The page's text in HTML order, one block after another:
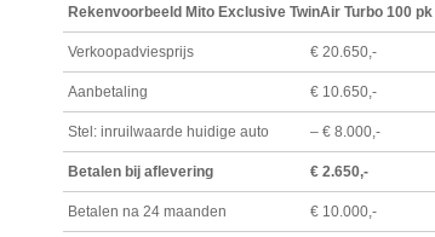
Rekenvoorbeeld Mito Exclusive TwinAir Turbo 100 pk
Verkoopadviesprijs € 20.650,-
Aanbetaling € 10.650,-
Stel: inruilwaarde huidige auto – € 8.000,-
Betalen bij aflevering € 2.650,-
Betalen na 24 maanden € 10.000,-